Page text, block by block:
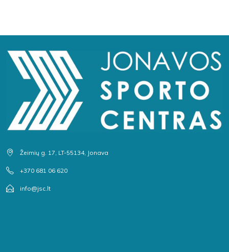
Žeimių g. 17, LT-55134, Jonava
+370 681 06 620
info@jsc.lt